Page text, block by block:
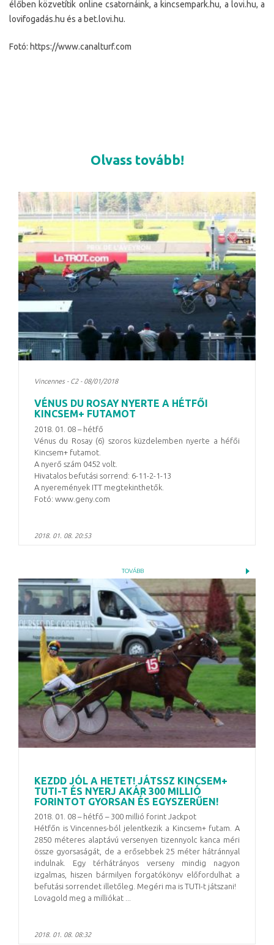
élőben közvetítik online csatornáink, a kincsempark.hu, a lovi.hu, a
lovifogadás.hu és a bet.lovi.hu.
Fotó: https://www.canalturf.com
Olvass tovább!
Vincennes - C2 - 08/01/2018
VÉNUS DU ROSAY NYERTE A HÉTFŐI
KINCSEM+ FUTAMOT
2018. 01. 08 – hétfő
Vénus du Rosay (6) szoros küzdelemben nyerte a héfői
Kincsem+ futamot.
A nyerő szám 0452 volt.
Hivatalos befutási sorrend: 6-11-2-1-13
A nyeremények ITT megtekinthetők.
Fotó: www.geny.com
2018. 01. 08. 20:53
TOVÁBB
KEZDD JÓL A HETET! JÁTSSZ KINCSEM+
TUTI-T ÉS NYERJ AKÁR 300 MILLIÓ
FORINTOT GYORSAN ÉS EGYSZERŰEN!
2018. 01. 08 – hétfő – 300 millió forint Jackpot
Hétfőn is Vincennes-ból jelentkezik a Kincsem+ futam. A
2850 méteres alaptávú versenyen tizennyolc kanca méri
össze gyorsaságát, de a erősebbek 25 méter hátránnyal
indulnak. Egy térhátrányos verseny mindig nagyon
izgalmas, hiszen bármilyen forgatókönyv előfordulhat a
befutási sorrendet illetőleg. Megéri ma is TUTI-t játszani!
Lovagold meg a milliókat ...
2018. 01. 08. 08:32